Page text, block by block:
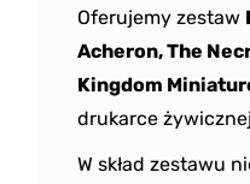
Oferujemy zestaw
Acheron, The
Kingdom
drukarce
W skład zestawu